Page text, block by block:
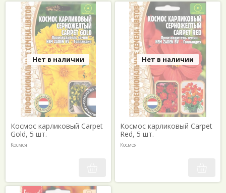
Нет в наличии
Космос карликовый Carpet
Gold, 5 шт.
Космея
Нет в наличии
Космос карликовый Carpet
Red, 5 шт.
Космея